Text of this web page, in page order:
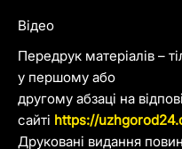
Передрук матеріалів –
у першому або
другому абзаці на
сайті https://
Друковані видання
Відео